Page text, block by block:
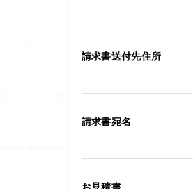
請求書送付先住所
請求書宛名
お見積書